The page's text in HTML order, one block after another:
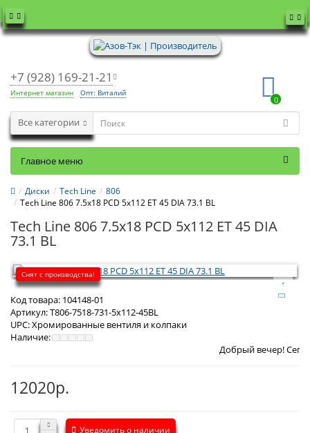
+7 (928) 169-21-21
Интернет магазин Опт: Виталий
0
Все категории
Главное меню
Диски Tech Line
806
Tech Line 806 7.5x18 PCD 5x112 ET 45 DIA 73.1 BL
Tech Line 806 7.5x18 PCD 5x112 ET 45 DIA
73.1 BL
Снят с производства!
Код товара: 104148-01
Артикул:T806-7518-731-5x112-45BL
UPC:Хромированные вентиля и колпаки
Наличие:
Добрый вечер! СегодняСреда 5
12020р.
Уведомить о наличии